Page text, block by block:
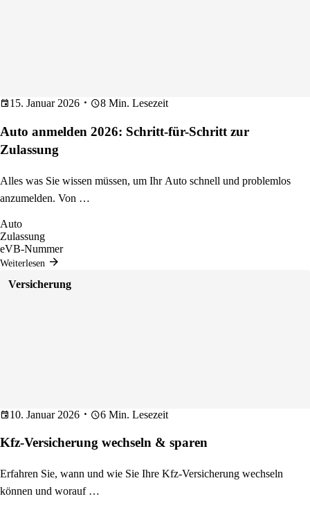
15. Januar 2026 8 Min. Lesezeit
Auto anmelden 2026: Schritt-für-Schritt zur
Zulassung
Alles was Sie wissen müssen, um Ihr Auto schnell und problemlos
anzumelden. Von …
Auto
Zulassung
eVB-Nummer
Weiterlesen
Versicherung
10. Januar 2026 6 Min. Lesezeit
Kfz-Versicherung wechseln & sparen
Erfahren Sie, wann und wie Sie Ihre Kfz-Versicherung wechseln
können und worauf …